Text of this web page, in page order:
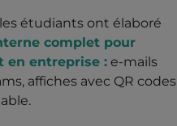
étudiants ont élaboré
complet pour
en entreprise : e-mails
affiches avec QR codes